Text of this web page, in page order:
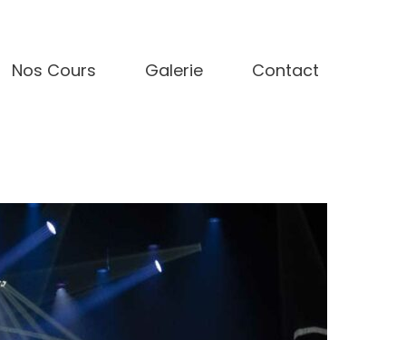
Nos Cours Galerie Contact